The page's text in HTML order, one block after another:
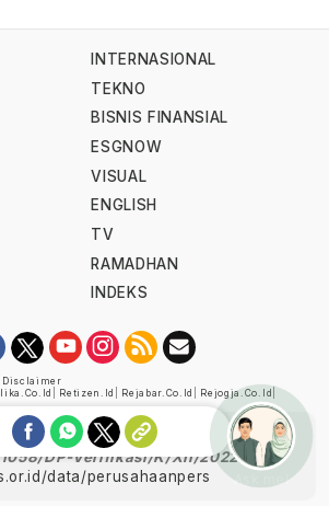
INTERNASIONAL
TEKNO
BISNIS FINANSIAL
ESGNOW
VISUAL
ENGLISH
TV
RAMADHAN
INDEKS
Disclaimer
Retizen.id Rejabar.co.id Rejogja.co.id
oleh Dewan Pers
DP-Verifikasi/K/XII/2022
data/perusahaanpers
Ask me!